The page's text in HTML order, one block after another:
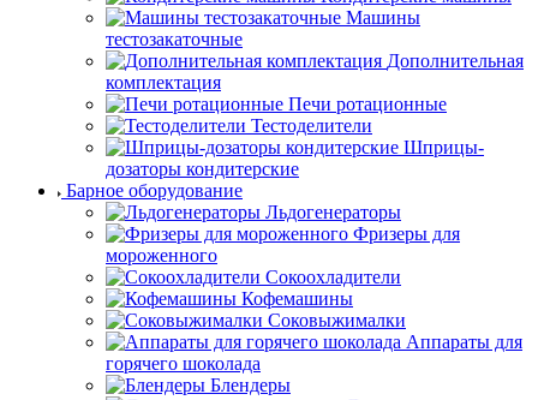
Машины
тестозакаточные
Дополнительная
комплектация
Печи ротационные
Тестоделители
Шприцы-
дозаторы кондитерские
Барное оборудование
Льдогенераторы
Фризеры для
мороженного
Сокоохладители
Кофемашины
Соковыжималки
Аппараты для
горячего шоколада
Блендеры